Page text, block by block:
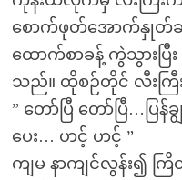
စောက်ဖုတ်အောက်နှုတ်ခမ်
ထောက်စာခန့် ကွဲသွားပြီး
သည်။ ထိုစဉ်တိုင် လီးကြီ
” တော်ပြီ တော်ပြီ…ပြ
ပေး… ဟင့် ဟင့် ”
ကျမ နာကျင်လွန်း၍ ကြိ